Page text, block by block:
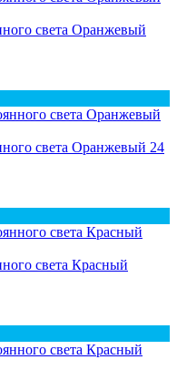
света Оранжевый
света Оранжевый 24
света Красный